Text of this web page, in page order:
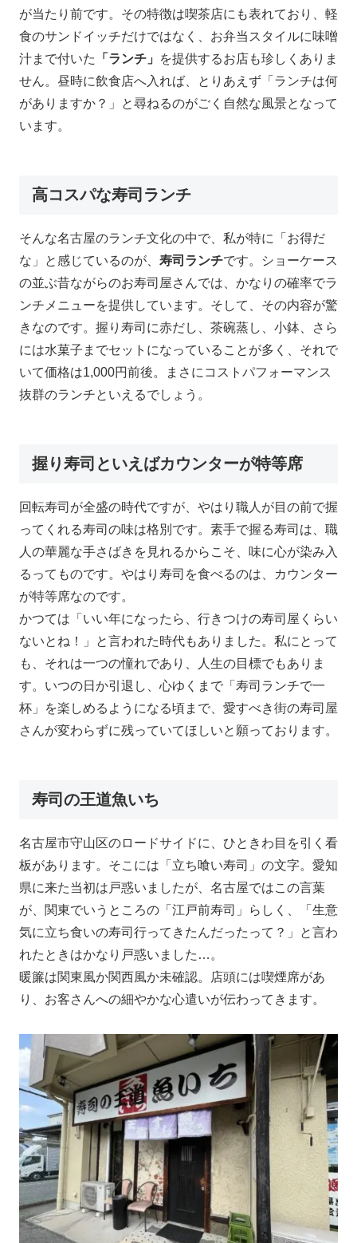
が当たり前です。その特徴は喫茶店にも表れており、軽
食のサンドイッチだけではなく、お弁当スタイルに味噌
汁まで付いた
「ランチ」
を提供するお店も珍しくありま
せん。昼時に飲食店へ入れば、とりあえず「ランチは何
がありますか？」と尋ねるのがごく自然な風景となって
います。
高コスパな寿司ランチ
そんな名古屋のランチ文化の中で、私が特に「お得だ
な」と感じているのが、 寿司ランチです。ショーケース
の並ぶ昔ながらのお寿司屋さんでは、かなりの確率でラ
ンチメニューを提供しています。そして、その内容が驚
きなのです。握り寿司に赤だし、茶碗蒸し、小鉢、さら
には水菓子までセットになっていることが多く、それで
いて価格は1,000円前後。まさにコストパフォーマンス
抜群のランチといえるでしょう。
握り寿司といえばカウンターが特等席
回転寿司が全盛の時代ですが、やはり職人が目の前で握
ってくれる寿司の味は格別です。素手で握る寿司は、職
人の華麗な手さばきを見れるからこそ、味に心が染み入
るってものです。やはり寿司を食べるのは、カウンター
が特等席なのです。
かつては「いい年になったら、行きつけの寿司屋くらい
ないとね！」と言われた時代もありました。私にとって
も、それは一つの憧れであり、人生の目標でもありま
す。いつの日か引退し、心ゆくまで「寿司ランチで一
杯」を楽しめるようになる頃まで、愛すべき街の寿司屋
さんが変わらずに残っていてほしいと願っております。
寿司の王道魚いち
名古屋市守山区のロードサイドに、ひときわ目を引く看
板があります。そこには「立ち喰い寿司」の文字。愛知
県に来た当初は戸惑いましたが、名古屋ではこの言葉
が、関東でいうところの「江戸前寿司」らしく、「生意
気に立ち食いの寿司行ってきたんだったって？」と言わ
れたときはかなり戸惑いました…。
暖簾は関東風か関西風か未確認。店頭には喫煙席があ
り、お客さんへの細やかな心遣いが伝わってきます。